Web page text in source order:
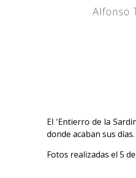
Alfonso
El 'Entierro de la
donde acaban sus días.
Fotos realizadas el 5